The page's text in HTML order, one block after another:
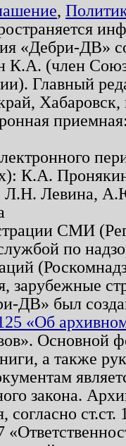
,
«Дебри-ДВ»
К.А. (член
Главный
К.А.
Левина,
СМИ
по
зарубежные
ДВ» был
«Об
Основной
а также
закона.
согласно